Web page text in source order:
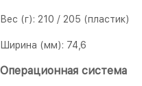
Вес (г): 210 / 205 (пластик)
Ширина (мм): 74,6
Операционная система